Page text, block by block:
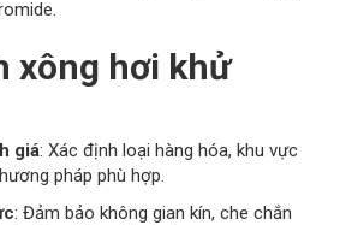
xông hơi khử
giá: Xác định loại hàng hóa, khu vực
pháp phù hợp.
: Đảm bảo không gian kín, che chắn